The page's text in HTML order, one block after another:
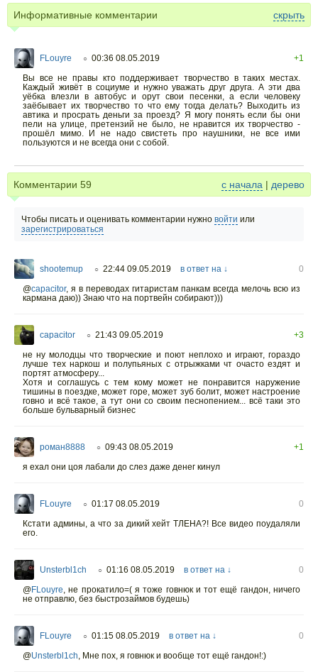
Информативные комментарии скрыть
FLouyre ○ 00:36 08.05.2019
+1
Вы все не правы кто поддерживает творчество в таких местах.
Каждый живёт в социуме и нужно уважать друг друга. А эти два
уёбка влезли в автобус и орут свои песенки, а если человеку
заёбывает их творчество то что ему тогда делать? Выходить из
автика и просрать деньги за проезд? Я могу понять если бы они
пели на улице, претензий не было, не нравится их творчество -
прошёл мимо. И не надо свистеть про наушники, не все ими
пользуются и не всегда они с собой.
Комментарии 59 с начала | дерево
Чтобы писать и оценивать комментарии нужно войти или
зарегистрироваться
shootemup ○ 22:44 09.05.2019 в ответ на ↓
0
@capacitor, я в переводах гитаристам панкам всегда мелочь всю из
кармана даю)) Знаю что на портвейн собирают)))
capacitor ○ 21:43 09.05.2019
+3
не ну молодцы что творческие и поют неплохо и играют, гораздо
лучше тех наркош и полупьяных с отрыжками чт очасто ездят и
портят атмосферу...
Хотя и соглашусь с тем кому может не понравится наружение
тишины в поездке, может горе, может зуб болит, может настроение
говно и всё такое, а тут они со своим песнопением... всё таки это
больше бульварный бизнес
роман8888 ○ 09:43 08.05.2019
+1
я ехал они цоя лабали до слез даже денег кинул
FLouyre ○ 01:17 08.05.2019
0
Кстати админы, а что за дикий хейт ТЛЕНА?! Все видео поудаляли
его.
Unsterbl1ch ○ 01:16 08.05.2019 в ответ на ↓
0
@FLouyre, не прокатило=( я тоже говнюк и тот ещё гандон, ничего
не отправлю, без быстрозаймов будешь)
FLouyre ○ 01:15 08.05.2019 в ответ на ↓
0
@Unsterbl1ch, Мне пох, я говнюк и вообще тот ещё гандон!:)